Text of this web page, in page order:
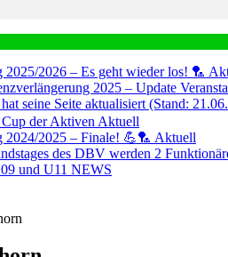
2025/2026 – Es geht wieder los! 🏸
2025 – Update
seine Seite aktualisiert (Stand:
der Aktiven Aktuell
2024/2025 – Finale! 💪🏸 Aktuell
des DBV werden 2
und U11 NEWS